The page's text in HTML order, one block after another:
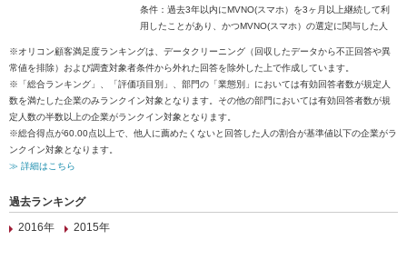
条件：過去3年以内にMVNO(スマホ）を3ヶ月以上継続して利
用したことがあり、かつMVNO(スマホ）の選定に関与した人
※オリコン顧客満足度ランキングは、データクリーニング（回収したデータから不正回答や異
常値を排除）および調査対象者条件から外れた回答を除外した上で作成しています。
※「総合ランキング」、「評価項目別」、部門の「業態別」においては有効回答者数が規定人
数を満たした企業のみランクイン対象となります。その他の部門においては有効回答者数が規
定人数の半数以上の企業がランクイン対象となります。
※総合得点が60.00点以上で、他人に薦めたくないと回答した人の割合が基準値以下の企業がラ
ンクイン対象となります。
≫ 詳細はこちら
過去ランキング
2016年
2015年